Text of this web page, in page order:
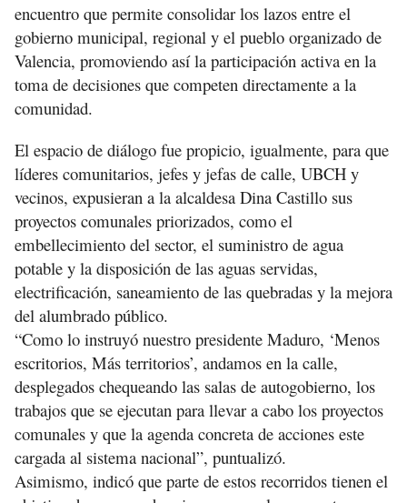
encuentro que permite consolidar los lazos entre el
gobierno municipal, regional y el pueblo organizado de
Valencia, promoviendo así la participación activa en la
toma de decisiones que competen directamente a la
comunidad.
El espacio de diálogo fue propicio, igualmente, para que
líderes comunitarios, jefes y jefas de calle, UBCH y
vecinos, expusieran a la alcaldesa Dina Castillo sus
proyectos comunales priorizados, como el
embellecimiento del sector, el suministro de agua
potable y la disposición de las aguas servidas,
electrificación, saneamiento de las quebradas y la mejora
del alumbrado público.
“Como lo instruyó nuestro presidente Maduro, ‘Menos
escritorios, Más territorios’, andamos en la calle,
desplegados chequeando las salas de autogobierno, los
trabajos que se ejecutan para llevar a cabo los proyectos
comunales y que la agenda concreta de acciones este
cargada al sistema nacional”, puntualizó.
Asimismo, indicó que parte de estos recorridos tienen el